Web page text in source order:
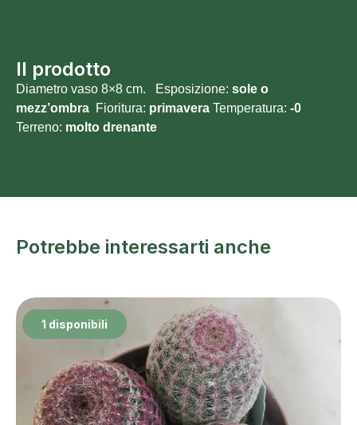
Il prodotto
Diametro vaso 8×8 cm. Esposizione: sole o
mezz’ombra Fioritura: primavera Temperatura: -0
Terreno: molto drenante
Potrebbe interessarti anche
1 disponibili